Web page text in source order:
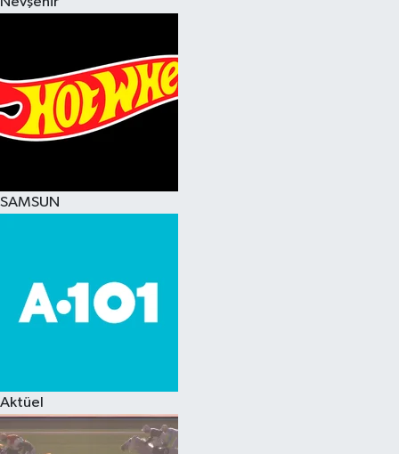
SAMSUN
Aktüel